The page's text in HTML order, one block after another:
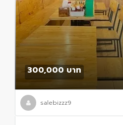
300,000 บาท
salebizzz9